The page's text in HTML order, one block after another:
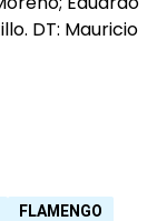
DT: Mauricio
FLAMENGO